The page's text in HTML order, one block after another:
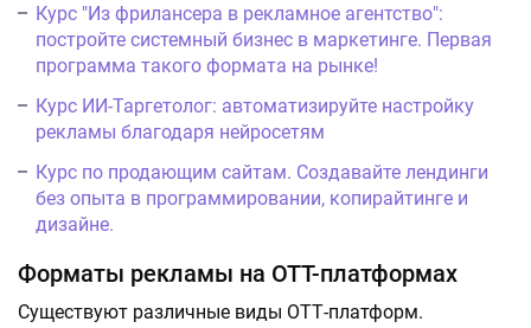
Курс "Из фрилансера в рекламное агентство":
постройте системный бизнес в маркетинге. Первая
программа такого формата на рынке!
Курс ИИ-Таргетолог: автоматизируйте настройку
рекламы благодаря нейросетям
Курс по продающим сайтам. Создавайте лендинги
без опыта в программировании, копирайтинге и
дизайне.
Форматы рекламы на OTT-платформах
Существуют различные виды ОТТ-платформ.